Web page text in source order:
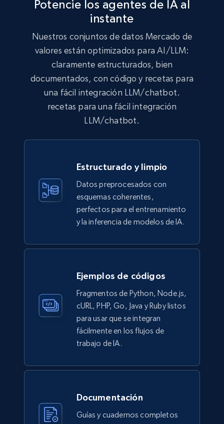
Potencie los agentes de IA al
instante
Nuestros conjuntos de datos Mercado de
valores están optimizados para AI/LLM:
claramente estructurados, bien
documentados, con código y recetas para
una fácil integración LLM/chatbot.
recetas para una fácil integración
LLM/chatbot.
Estructurado y limpio
Datos preprocesados con
esquemas coherentes,
perfectos para el entrenamiento
y la inferencia de modelos de IA.
Ejemplos de códigos
Fragmentos de Python, Node.js,
cURL, PHP, Go, Java y Ruby listos
para usar que se integran
fácilmente en los flujos de
trabajo de IA.
Documentación
Guías y cuadernos completos